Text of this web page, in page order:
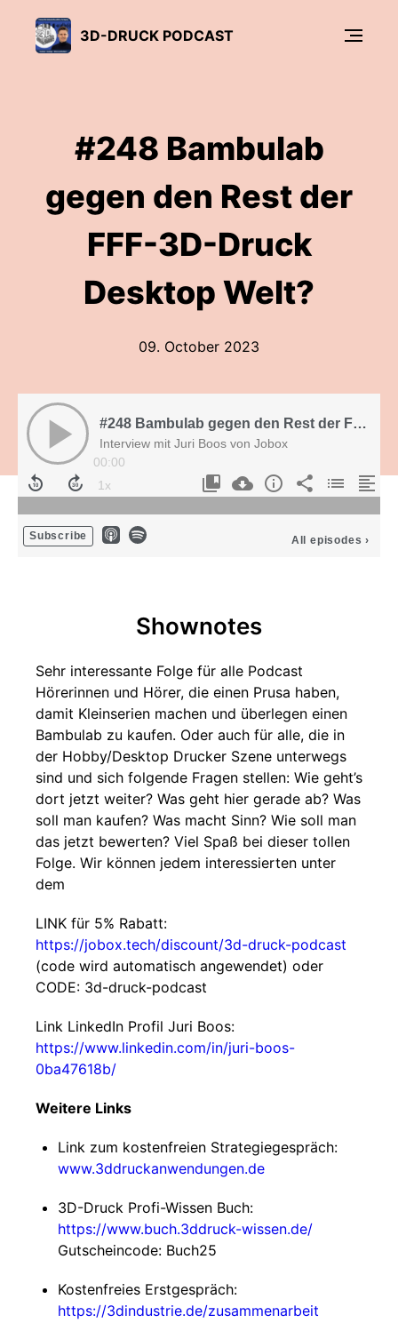
3D-DRUCK PODCAST
#248 Bambulab
gegen den Rest der
FFF-3D-Druck
Desktop Welt?
09. October 2023
#248 Bambulab gegen den Rest der FFF-3D-Druck Desktop Welt?
Interview mit Juri Boos von Jobox
00:00
Subscribe All episodes ›
Shownotes
Sehr interessante Folge für alle Podcast
Hörerinnen und Hörer, die einen Prusa haben,
damit Kleinserien machen und überlegen einen
Bambulab zu kaufen. Oder auch für alle, die in
der Hobby/Desktop Drucker Szene unterwegs
sind und sich folgende Fragen stellen: Wie geht’s
dort jetzt weiter? Was geht hier gerade ab? Was
soll man kaufen? Was macht Sinn? Wie soll man
das jetzt bewerten? Viel Spaß bei dieser tollen
Folge. Wir können jedem interessierten unter
dem
LINK für 5% Rabatt:
https://jobox.tech/discount/3d-druck-podcast
(code wird automatisch angewendet) oder
CODE: 3d-druck-podcast
Link LinkedIn Profil Juri Boos:
https://www.linkedin.com/in/juri-boos-
0ba47618b/
Weitere Links
Link zum kostenfreien Strategiegespräch:
www.3ddruckanwendungen.de
3D-Druck Profi-Wissen Buch:
https://www.buch.3ddruck-wissen.de/
Gutscheincode: Buch25
Kostenfreies Erstgespräch:
https://3dindustrie.de/zusammenarbeit